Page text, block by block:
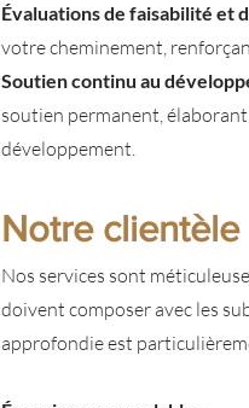
Évaluations de faisabilité et
votre cheminement,
Soutien continu au
soutien permanent,
développement.
Notre clientèle
Nos services sont
doivent composer avec les
approfondie est